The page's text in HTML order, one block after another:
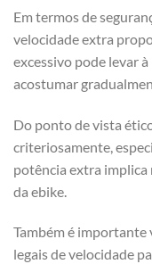
Em termos de
velocidade extra
excessivo pode levar
acostumar
Do ponto de vista
criteriosamente,
potência extra implica
da ebike.
Também é
legais de velocidade